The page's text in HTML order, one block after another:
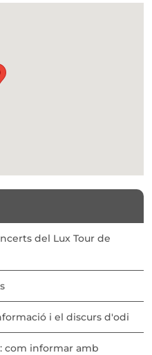
del Lux Tour de
i el discurs d'odi
com informar amb